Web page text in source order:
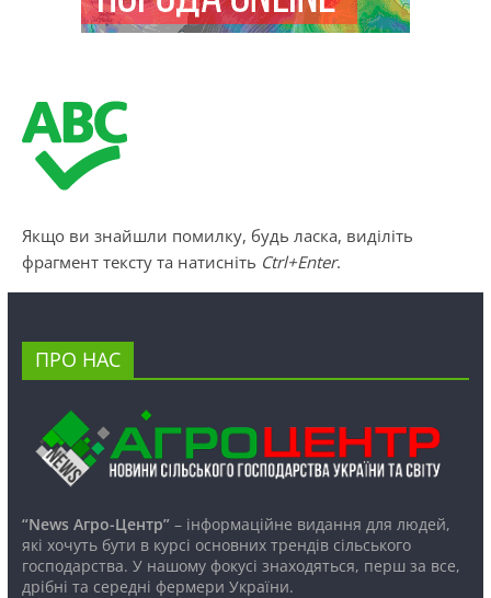
Якщо ви знайшли помилку, будь ласка, виділіть
фрагмент тексту та натисніть Ctrl+Enter.
ПРО НАС
“News Агро-Центр”– інформаційне видання для людей,
які хочуть бути в курсі основних трендів сільського
господарства. У нашому фокусі знаходяться, перш за все,
дрібні та середні фермери України.